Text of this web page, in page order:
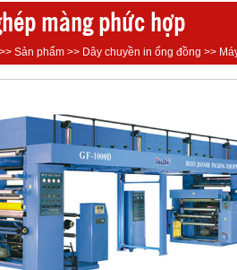
màng phức hợp
>> Sản phẩm >> Dây chuyền in ống đồng >>